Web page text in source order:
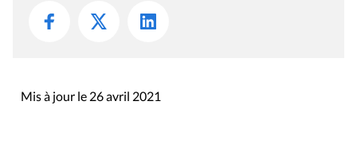
Mis à jour le 26 avril 2021